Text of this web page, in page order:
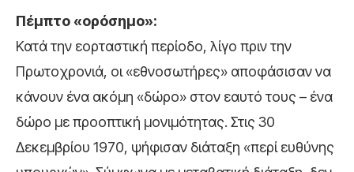
Πέμπτο «ορόσημο»:
Κατά την εορταστική περίοδο, λίγο πριν την
Πρωτοχρονιά, οι «εθνοσωτήρες» αποφάσισαν να
κάνουν ένα ακόμη «δώρο» στον εαυτό τους – ένα
δώρο με προοπτική μονιμότητας. Στις 30
Δεκεμβρίου 1970, ψήφισαν διάταξη «περί ευθύνης